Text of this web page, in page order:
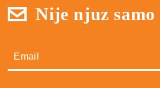
Nije njuz